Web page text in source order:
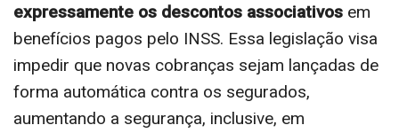
expressamente os descontos associativos em
benefícios pagos pelo INSS. Essa legislação visa
impedir que novas cobranças sejam lançadas de
forma automática contra os segurados,
aumentando a segurança, inclusive, em